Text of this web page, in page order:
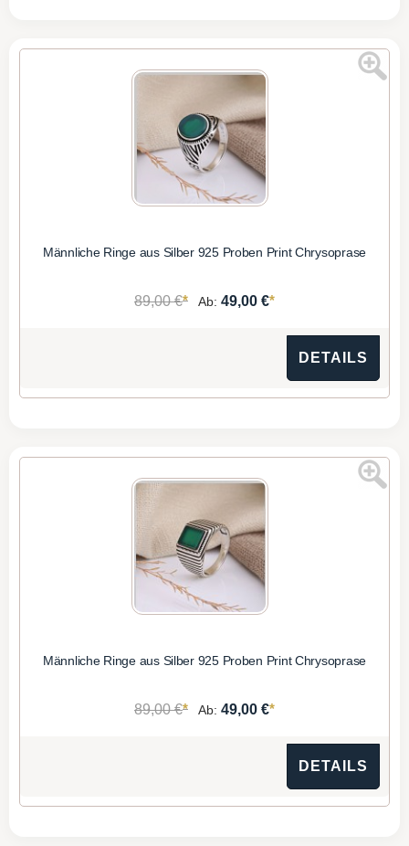
Männliche Ringe aus Silber 925 Proben Print Chrysoprase
89,00 €* Ab: 49,00 €*
DETAILS
Männliche Ringe aus Silber 925 Proben Print Chrysoprase
89,00 €* Ab: 49,00 €*
DETAILS